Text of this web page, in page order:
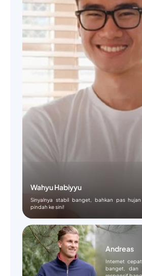
Wahyu Habiyyu
Sinyalnya stabil banget, bahkan pas
pindah ke sini!
Andreas
Internet
banget, dan